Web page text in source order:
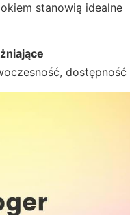
stanowią idealne
dostępność